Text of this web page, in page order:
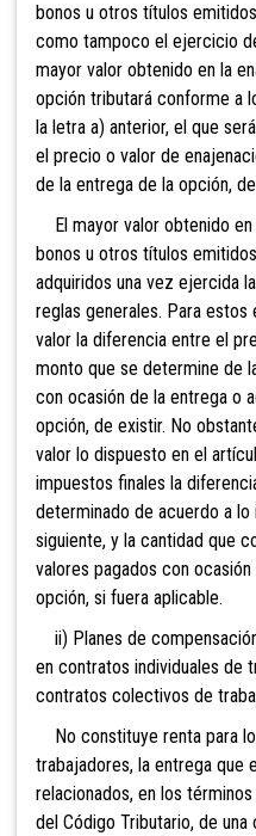
bonos u otros títulos
como tampoco el ejercicio
mayor valor obtenido en la
opción tributará conforme a
la letra a) anterior, el que
el precio o valor de
de la entrega de la opción,
El mayor valor obtenido en
bonos u otros títulos
adquiridos una vez ejercida
reglas generales. Para
valor la diferencia entre el
monto que se determine de
con ocasión de la entrega o
opción, de existir. No
valor lo dispuesto en el
impuestos finales la
determinado de acuerdo a
siguiente, y la cantidad que
valores pagados con
opción, si fuera aplicable.
ii) Planes de
en contratos individuales de
contratos colectivos de
No constituye renta para
trabajadores, la entrega que
relacionados, en los
del Código Tributario, de